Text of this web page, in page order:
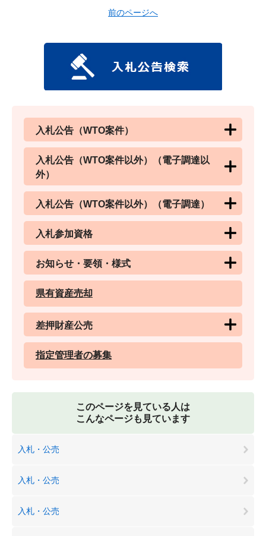
前のページへ
入札公告（WTO案件）
入札公告（WTO案件以外）（電子調達以
外）
入札公告（WTO案件以外）（電子調達）
入札参加資格
お知らせ・要領・様式
県有資産売却
差押財産公売
指定管理者の募集
このページを見ている人は
こんなページも見ています
入札・公売
入札・公売
入札・公売